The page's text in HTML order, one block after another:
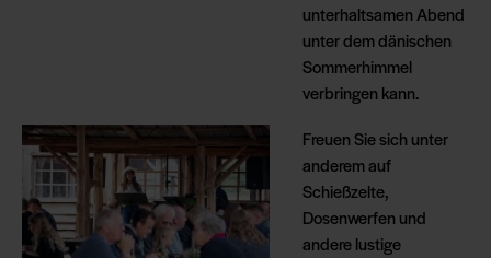
unterhaltsamen Abend
unter dem dänischen
Sommerhimmel
verbringen kann.
Freuen Sie sich unter
anderem auf
Schießzelte,
Dosenwerfen und
andere lustige